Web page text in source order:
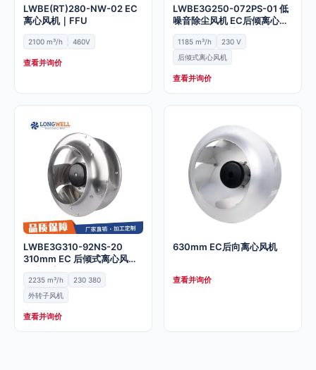
LWBE(RT)280-NW-02 EC
离心风机｜FFU
2100 m³/h 460V
查看并询价
LWBE3G250-072PS-01 低
噪音除尘风机 EC后倾离心风
机加工 外转子空调供风机
1185 m³/h
230 V
后倾式离心风机
查看并询价
LWBE3G310-92NS-20
310mm EC 后倾式离心风机
｜洁净室
2235 m³/h
230 380
外转子风机
查看并询价
630mm EC后向离心风机
查看并询价